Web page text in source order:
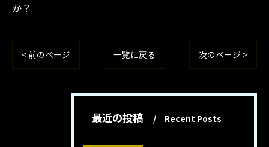
か？
< 前のページ 一覧に戻る 次のページ >
最近の投稿 Recent Posts